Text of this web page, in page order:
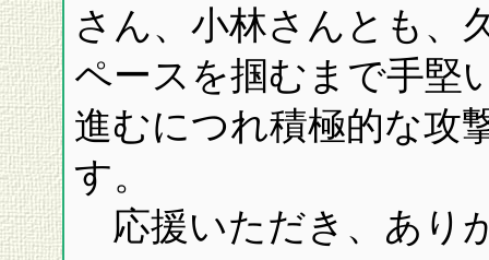
さん、小林さんとも、
ペースを掴むまで手堅
進むにつれ積極的な攻
す。
応援いただき、あり